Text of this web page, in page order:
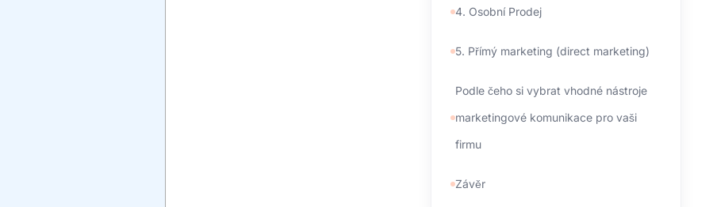
4. Osobní Prodej
5. Přímý marketing (direct marketing)
Podle čeho si vybrat vhodné nástroje
marketingové komunikace pro vaši
firmu
Závěr